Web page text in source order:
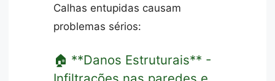
Calhas entupidas causam
problemas sérios:
🏠 **Danos Estruturais** -